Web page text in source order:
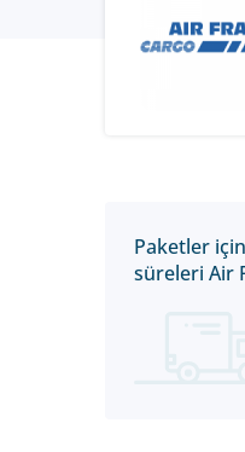
Paketler
süreleri Air